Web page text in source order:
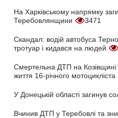
На Харківському напрямку
Теребовлянщини
3471
Скандал: водій автобуса
тротуар і кидався на людей
Смертельна ДТП на
життя 16-річного мотоцикліста
У Донецькій області загинув
Вчинив ДТП у Теребовлі та